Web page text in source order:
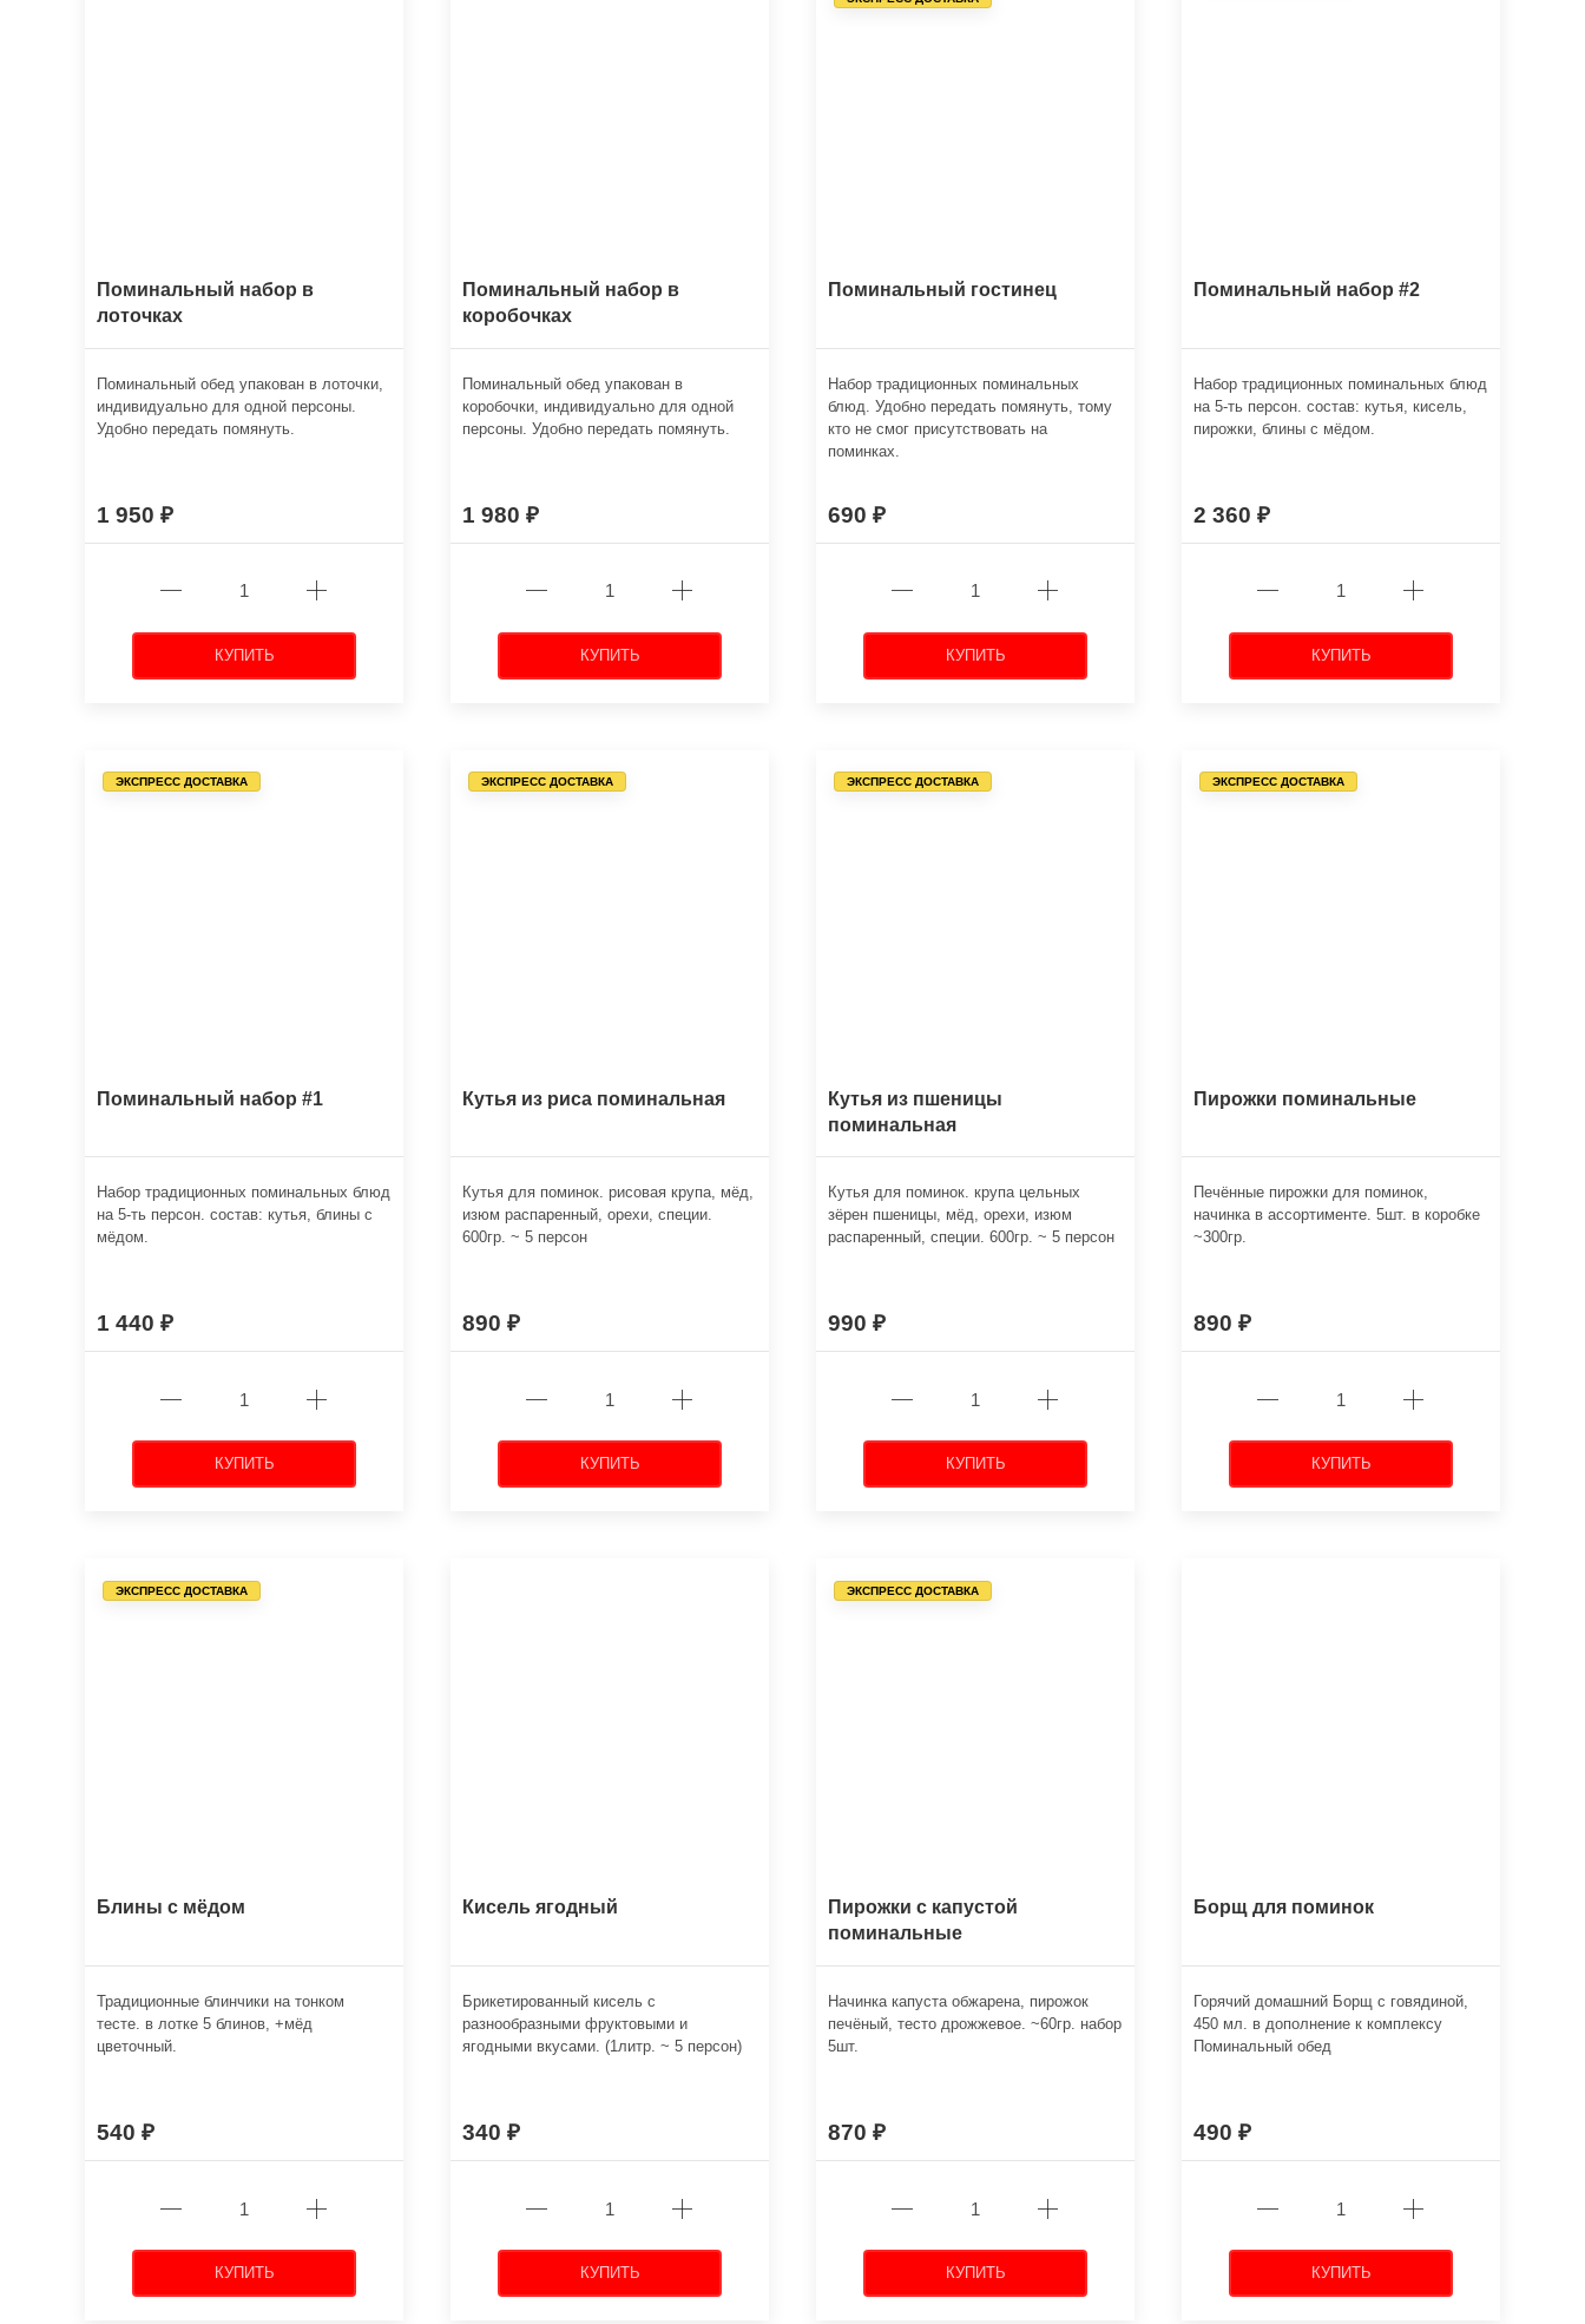
Поминальный набор в
лоточках
Поминальный обед упакован в лоточки,
индивидуально для одной персоны.
Удобно передать помянуть.
1 950
КУПИТЬ
Поминальный набор в
коробочках
Поминальный обед упакован в
коробочки, индивидуально для одной
персоны. Удобно передать помянуть.
1 980
КУПИТЬ
Поминальный гостинец
Набор традиционных поминальных
блюд. Удобно передать помянуть, тому
кто не смог присутствовать на
поминках.
690
КУПИТЬ
Поминальный набор #2
Набор традиционных поминальных блюд
на 5-ть персон. состав: кутья, кисель,
пирожки, блины с мёдом.
2 360
КУПИТЬ
ЭКСПРЕСС ДОСТАВКА
Поминальный набор #1
Набор традиционных поминальных блюд
на 5-ть персон. состав: кутья, блины с
мёдом.
1 440
КУПИТЬ
ЭКСПРЕСС ДОСТАВКА
Кутья из риса поминальная
Кутья для поминок. рисовая крупа, мёд,
изюм распаренный, орехи, специи.
600гр. ~ 5 персон
890
КУПИТЬ
ЭКСПРЕСС ДОСТАВКА
Кутья из пшеницы
поминальная
Кутья для поминок. крупа цельных
зёрен пшеницы, мёд, орехи, изюм
распаренный, специи. 600гр. ~ 5 персон
990
КУПИТЬ
ЭКСПРЕСС ДОСТАВКА
Пирожки поминальные
Печённые пирожки для поминок,
начинка в ассортименте. 5шт. в коробке
~300гр.
890
КУПИТЬ
ЭКСПРЕСС ДОСТАВКА
Блины с мёдом
Традиционные блинчики на тонком
тесте. в лотке 5 блинов, +мёд
цветочный.
540
КУПИТЬ
Кисель ягодный
Брикетированный кисель с
разнообразными фруктовыми и
ягодными вкусами. (1литр. ~ 5 персон)
340
КУПИТЬ
ЭКСПРЕСС ДОСТАВКА
Пирожки с капустой
поминальные
Начинка капуста обжарена, пирожок
печёный, тесто дрожжевое. ~60гр. набор
5шт.
870
КУПИТЬ
Борщ для поминок
Горячий домашний Борщ с говядиной,
450 мл. в дополнение к комплексу
Поминальный обед
490
КУПИТЬ